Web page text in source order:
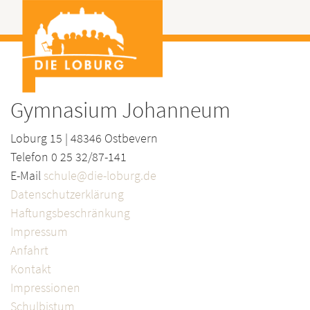
Gymnasium Johanneum
Loburg 15 | 48346 Ostbevern
Telefon 0 25 32/87-141
E-Mail schule@die-loburg.de
Datenschutzerklärung
Haftungsbeschränkung
Impressum
Anfahrt
Kontakt
Impressionen
Schulbistum